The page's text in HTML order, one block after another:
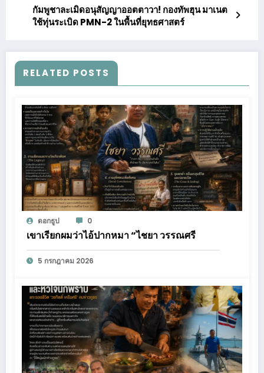
กัมพูชาละเมิดอนุสัญญาออตตาวา! กองทัพฮุน มาเนต
ใช้ทุ่นระเบิด PMN-2 ในพื้นที่ยุทธศาสตร์
RELATED POSTS
ดอกธูป 0
เขาเรียกผมว่าไอ้ปากหมา “ไชยา วรรณศรี
5 กรกฎาคม 2026